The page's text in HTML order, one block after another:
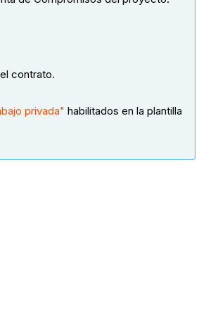
contrato.
privada" habilitados en la plantilla